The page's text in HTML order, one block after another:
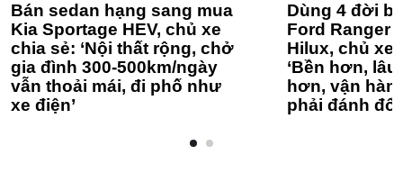
Bán sedan hạng sang mua
Kia Sportage HEV, chủ xe
chia sẻ: ‘Nội thất rộng, chở
gia đình 300-500km/ngày
vẫn thoải mái, đi phố như
xe điện’
Dùng 4 đời
Ford Ranger
Hilux, chủ xe
‘Bền hơn,
hơn, vận
phải đánh